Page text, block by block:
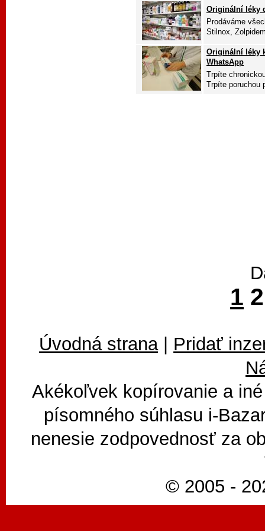
Originální léky
Prodáváme
Stilnox,
Originální léky
WhatsApp
Trpíte
Trpíte poruchou
1
Úvodná strana| Pridať
Akékoľvek kopírovanie a
písomného súhlasu i-
nenesie zodpovednosť za
© 2005 -